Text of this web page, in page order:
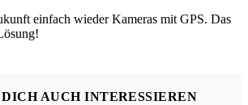
einfach wieder Kameras mit GPS. Das
AUCH INTERESSIEREN